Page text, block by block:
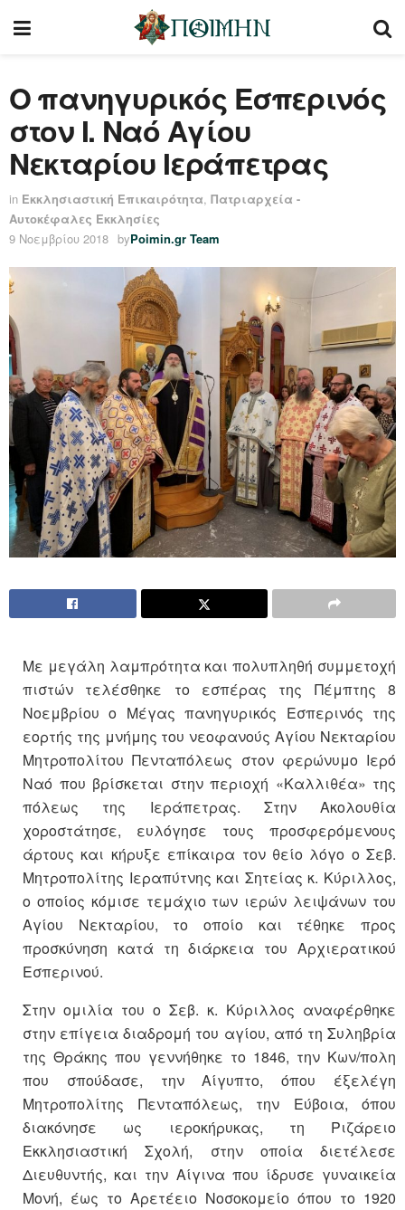
Ο πανηγυρικός Εσπερινός
στον Ι. Ναό Αγίου
Νεκταρίου Ιεράπετρας
in Εκκλησιαστική Επικαιρότητα, Πατριαρχεία -
Αυτοκέφαλες Εκκλησίες
9 Νοεμβρίου 2018 byPoimin.gr Team
Με μεγάλη λαμπρότητα και πολυπληθή συμμετοχή
πιστών τελέσθηκε το εσπέρας της Πέμπτης 8
Νοεμβρίου ο Μέγας πανηγυρικός Εσπερινός της
εορτής της μνήμης του νεοφανούς Αγίου Νεκταρίου
Μητροπολίτου Πενταπόλεως στον φερώνυμο Ιερό
Ναό που βρίσκεται στην περιοχή «Καλλιθέα» της
πόλεως της Ιεράπετρας. Στην Ακολουθία
χοροστάτησε, ευλόγησε τους προσφερόμενους
άρτους και κήρυξε επίκαιρα τον θείο λόγο ο Σεβ.
Μητροπολίτης Ιεραπύτνης και Σητείας κ. Κύριλλος,
ο οποίος κόμισε τεμάχιο των ιερών λειψάνων του
Αγίου Νεκταρίου, το οποίο και τέθηκε προς
προσκύνηση κατά τη διάρκεια του Αρχιερατικού
Εσπερινού.
Στην ομιλία του ο Σεβ. κ. Κύριλλος αναφέρθηκε
στην επίγεια διαδρομή του αγίου, από τη Συληβρία
της Θράκης που γεννήθηκε το 1846, την Κων/πολη
που σπούδασε, την Αίγυπτο, όπου έξελέγη
Μητροπολίτης Πενταπόλεως, την Εύβοια, όπου
διακόνησε ως ιεροκήρυκας, τη Ριζάρειο
Εκκλησιαστική Σχολή, στην οποία διετέλεσε
Διευθυντής, και την Αίγινα που ίδρυσε γυναικεία
Μονή, έως το Αρετέειο Νοσοκομείο όπου το 1920